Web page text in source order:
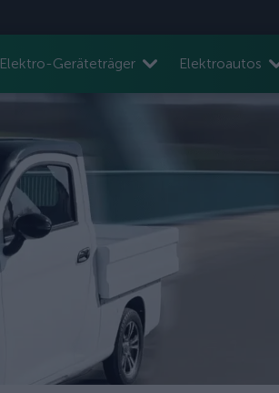
Elektro-Geräteträger Elektroautos